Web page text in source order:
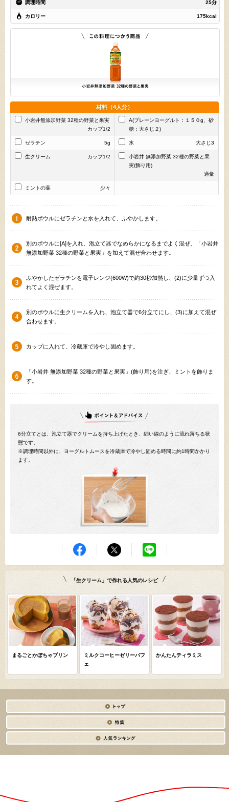
調理時間 25分
カロリー 175kcal
材料（4人分）
小岩井無添加野菜 32種の野菜と果実
カップ1/2
A(プレーンヨーグルト：１５０g、砂
糖：大さじ２)
ゼラチン 5g 水 大さじ3
生クリーム カップ1/2
小岩井 無添加野菜 32種の野菜と果
実(飾り用)
適量
ミントの葉 少々
耐熱ボウルにゼラチンと水を入れて、ふやかします。
別のボウルに[A]を入れ、泡立て器でなめらかになるまでよく混ぜ、「小岩井
無添加野菜 32種の野菜と果実」を加えて混ぜ合わせます。
ふやかしたゼラチンを電子レンジ(600W)で約30秒加熱し、(2)に少量ずつ入
れてよく混ぜます。
別のボウルに生クリームを入れ、泡立て器で6分立てにし、(3)に加えて混ぜ
合わせます。
カップに入れて、冷蔵庫で冷やし固めます。
「小岩井 無添加野菜 32種の野菜と果実」(飾り用)を注ぎ、ミントを飾りま
す。
6分立てとは、泡立て器でクリームを持ち上げたとき、細い線のように流れ落ちる状
態です。
※調理時間以外に、ヨーグルトムースを冷蔵庫で冷やし固める時間に約1時間かかり
ます。
「生クリーム」で作れる人気のレシピ
まるごとかぼちゃプリン
ミルクコーヒーゼリーパフ
ェ
かんたんティラミス